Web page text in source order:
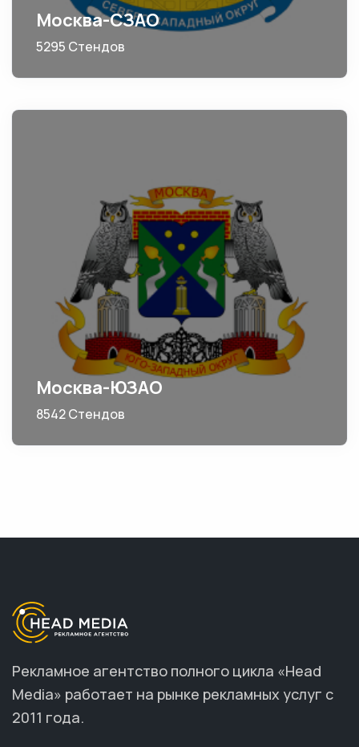
Москва-СЗАО
5295 Стендов
Москва-ЮЗАО
8542 Стендов
Рекламное агентство полного цикла «Head
Media» работает на рынке рекламных услуг с
2011 года.